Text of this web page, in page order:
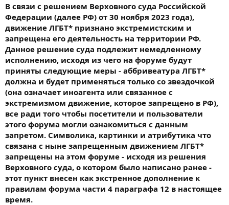
В связи с решением Верховного суда Российской
Федерации (далее РФ) от 30 ноября 2023 года),
движение ЛГБТ* признано экстремистским и
запрещена его деятельность на территории РФ.
Данное решение суда подлежит немедленному
исполнению, исходя из чего на форуме будут
приняты следующие меры - аббривеатура ЛГБТ*
должна и будет применяться только со звездочкой
(она означает иноагента или связанное с
экстремизмом движение, которое запрещено в РФ),
все ради того чтобы посетители и пользователи
этого форума могли ознакомиться с данным
запретом. Символика, картинки и атрибутика что
связана с ныне запрещенным движением ЛГБТ*
запрещены на этом форуме - исходя из решения
Верховного суда, о котором было написано ранее -
этот пункт внесен как экстренное дополнение к
правилам форума части 4 параграфа 12 в настоящее
время.